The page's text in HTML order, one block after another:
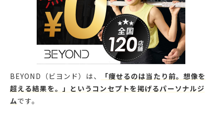
BEYOND（ビヨンド）は、
「痩せるのは当たり前。想像を
超える結果を。」というコンセプトを掲げるパーソナルジ
ムです。